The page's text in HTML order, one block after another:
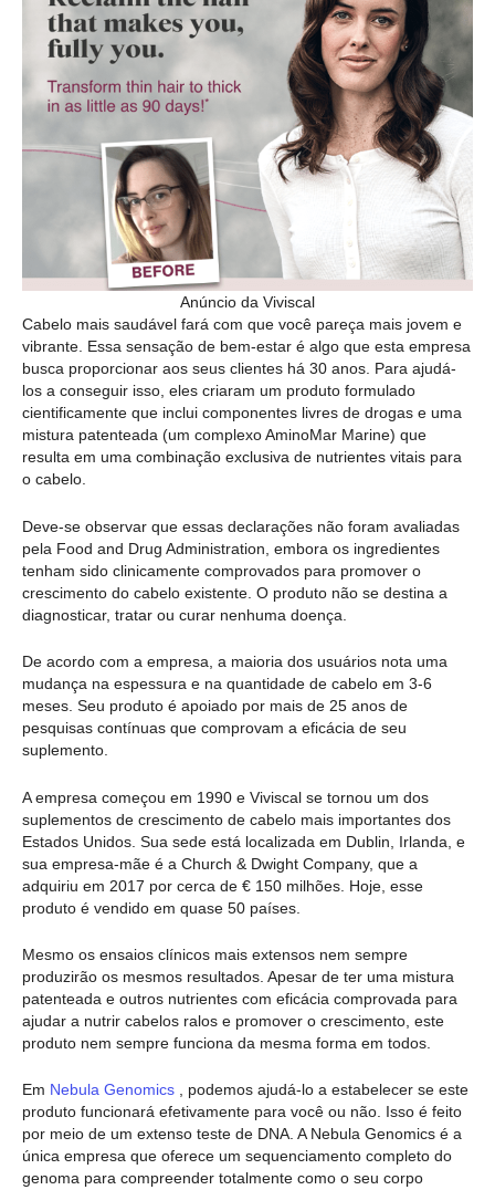
Anúncio da Viviscal
Cabelo mais saudável fará com que você pareça mais jovem e
vibrante. Essa sensação de bem-estar é algo que esta empresa
busca proporcionar aos seus clientes há 30 anos. Para ajudá-
los a conseguir isso, eles criaram um produto formulado
cientificamente que inclui componentes livres de drogas e uma
mistura patenteada (um complexo AminoMar Marine) que
resulta em uma combinação exclusiva de nutrientes vitais para
o cabelo.
Deve-se observar que essas declarações não foram avaliadas
pela Food and Drug Administration, embora os ingredientes
tenham sido clinicamente comprovados para promover o
crescimento do cabelo existente. O produto não se destina a
diagnosticar, tratar ou curar nenhuma doença.
De acordo com a empresa, a maioria dos usuários nota uma
mudança na espessura e na quantidade de cabelo em 3-6
meses. Seu produto é apoiado por mais de 25 anos de
pesquisas contínuas que comprovam a eficácia de seu
suplemento.
A empresa começou em 1990 e Viviscal se tornou um dos
suplementos de crescimento de cabelo mais importantes dos
Estados Unidos. Sua sede está localizada em Dublin, Irlanda, e
sua empresa-mãe é a Church & Dwight Company, que a
adquiriu em 2017 por cerca de € 150 milhões. Hoje, esse
produto é vendido em quase 50 países.
Mesmo os ensaios clínicos mais extensos nem sempre
produzirão os mesmos resultados. Apesar de ter uma mistura
patenteada e outros nutrientes com eficácia comprovada para
ajudar a nutrir cabelos ralos e promover o crescimento, este
produto nem sempre funciona da mesma forma em todos.
Em Nebula Genomics , podemos ajudá-lo a estabelecer se este
produto funcionará efetivamente para você ou não. Isso é feito
por meio de um extenso teste de DNA. A Nebula Genomics é a
única empresa que oferece um sequenciamento completo do
genoma para compreender totalmente como o seu corpo